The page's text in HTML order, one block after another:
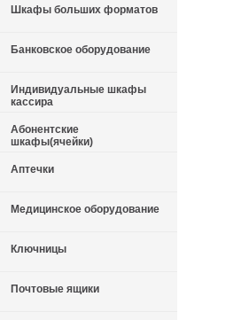
Шкафы больших форматов
Банковское оборудование
Индивидуальные шкафы
кассира
Абонентские
шкафы(ячейки)
Аптечки
Медицинское оборудование
Ключницы
Почтовые ящики